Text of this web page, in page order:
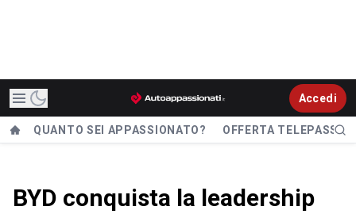
Accedi
QUANTO SEI APPASSIONATO? OFFERTA TELEPASS
BYD conquista la leadership